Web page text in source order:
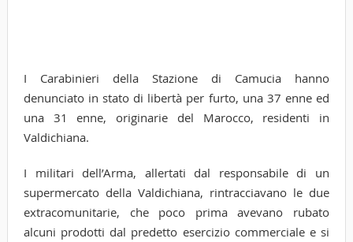
I Carabinieri della Stazione di Camucia hanno
denunciato in stato di libertà per furto, una 37 enne ed
una 31 enne, originarie del Marocco, residenti in
Valdichiana.
I militari dell’Arma, allertati dal responsabile di un
supermercato della Valdichiana, rintracciavano le due
extracomunitarie, che poco prima avevano rubato
alcuni prodotti dal predetto esercizio commerciale e si